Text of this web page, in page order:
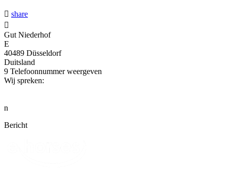
 share

Gut Niederhof
E
40489 Düsseldorf
Duitsland
9 Telefoonnummer weergeven
Wij spreken:
n
Bericht